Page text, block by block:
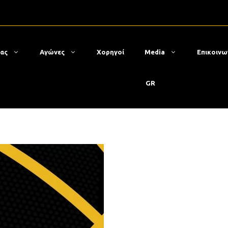
Αγώνες Χορηγοί Media
GR